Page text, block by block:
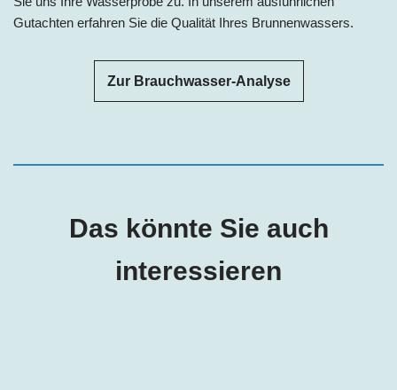
Gutachten erfahren Sie die Qualität Ihres Brunnenwassers.
Zur Brauchwasser-Analyse
Das könnte Sie auch
interessieren